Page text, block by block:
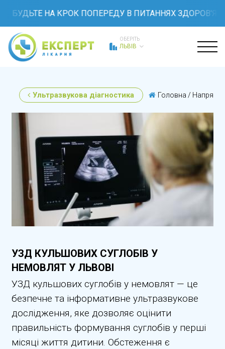
НА КРОК ПОПЕРЕДУ В ПИТАННЯХ ЗДОРОВ'Я:
ОБЕРІТЬ
ЛЬВІВ
Ультразвукова діагностика Головна /
УЗД КУЛЬШОВИХ СУГЛОБІВ У
НЕМОВЛЯТ У ЛЬВОВІ
УЗД кульшових суглобів у немовлят — це
безпечне та інформативне ультразвукове
дослідження, яке дозволяє оцінити
правильність формування суглобів у перші
місяці життя дитини. Обстеження є